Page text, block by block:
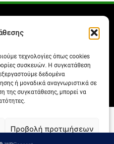
τεχνολογίες όπως cookies
συσκευών. Η συγκατάθεση
δεδομένα
ή μοναδικά αναγνωριστικά σε
της συγκατάθεσης, μπορεί να
Προβολή προτιμήσεων